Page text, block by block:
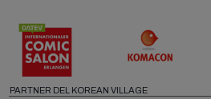
PARTNER DEL KOREAN VILLAGE